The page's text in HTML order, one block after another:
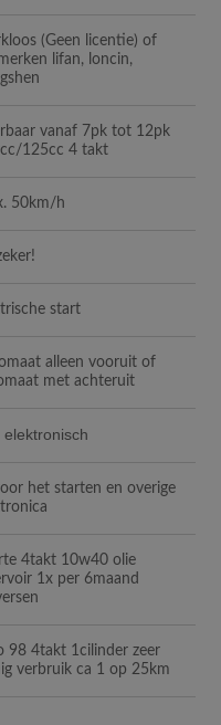
(Geen licentie) of
lifan, loncin,
vanaf 7pk tot 12pk
125cc 4 takt
50km/h
start
alleen vooruit of
met achteruit
elektronisch
het starten en overige
4takt 10w40 olie
1x per 6maand
98 4takt 1cilinder zeer
verbruik ca 1 op 25km